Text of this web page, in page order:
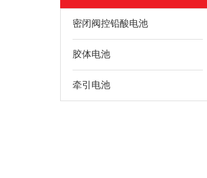
密闭阀控铅酸电池
胶体电池
牵引电池